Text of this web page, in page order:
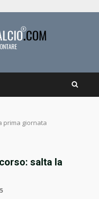
prima giornata
salta la